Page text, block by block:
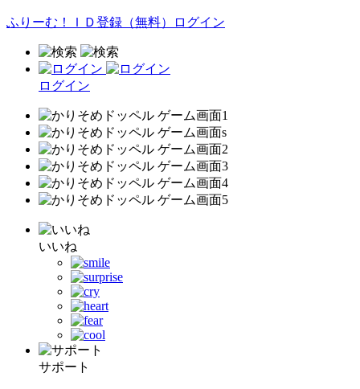
ふりーむ！ＩＤ登録（無料） ログイン
ログイン
いいね
サポート